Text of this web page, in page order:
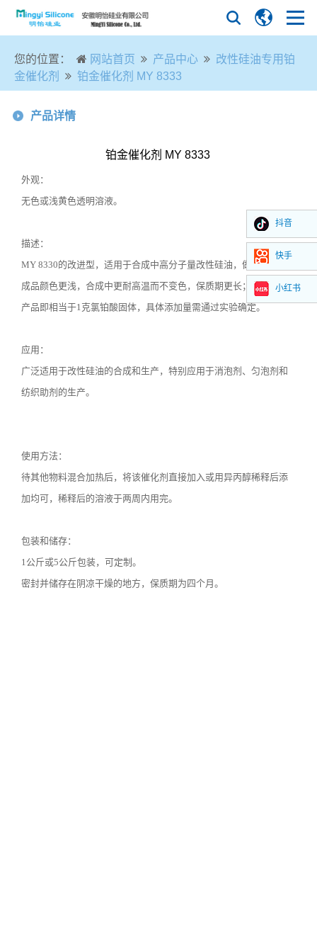
您的位置： 网站首页 产品中心
改性硅油专用铂
金催化剂
铂金催化剂 MY 8333
产品详情
铂金催化剂 MY 8333
外观：
无色或浅黄色透明溶液。
描述：
MY 8330的改进型，适用于合成中高分子量改性硅油，做出的硅油
成品颜色更浅，合成中更耐高温而不变色，保质期更长；添加 10克
产品即相当于1克氯铂酸固体，具体添加量需通过实验确定。
应用：
广泛适用于改性硅油的合成和生产，特别应用于消泡剂、匀泡剂和
纺织助剂的生产。
使用方法：
待其他物料混合加热后，将该催化剂直接加入或用异丙醇稀释后添
加均可，稀释后的溶液于两周内用完。
包装和储存：
1公斤或5公斤包装，可定制。
密封并储存在阴凉干燥的地方，保质期为四个月。
抖音
快手
小红书